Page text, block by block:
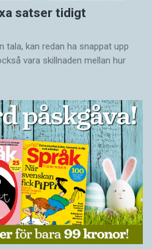
satser tidigt
tala, kan redan ha snappat upp
vara skillnaden mellan hur